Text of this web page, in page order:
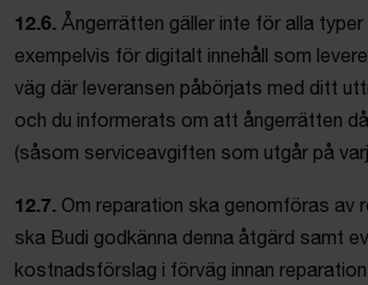
12.6. Ångerrätten gäller inte för alla typer
exempelvis för digitalt innehåll som
väg där leveransen påbörjats med ditt
och du informerats om att ångerrätten
(såsom serviceavgiften som utgår på
12.7. Om reparation ska genomföras av
ska Budi godkänna denna åtgärd samt
kostnadsförslag i förväg innan